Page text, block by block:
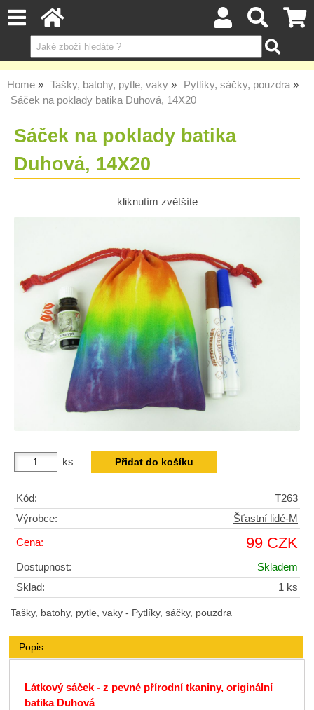
Home Tašky, batohy, pytle, vaky
Pytlíky, sáčky, pouzdra
Sáček na poklady batika Duhová, 14X20
Sáček na poklady batika
Duhová, 14X20
kliknutím zvětšíte
ks
Kód:
T263
Výrobce:
Šťastní lidé-M
Cena: 99 CZK
Dostupnost:
Skladem
Sklad:
1 ks
Tašky, batohy, pytle, vaky - Pytlíky, sáčky, pouzdra
Popis
Látkový sáček - z pevné přírodní tkaniny, originální
batika Duhová